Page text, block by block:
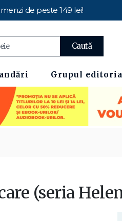
de peste 149 lei!
Caută
Grupul
(seria